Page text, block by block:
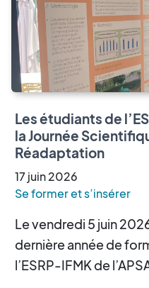
Les étudiants de
la Journée
Réadaptation
17juin2026
Se former et s’insérer
Le vendredi 5 juin
dernière année de
l’ESRP-IFMK de